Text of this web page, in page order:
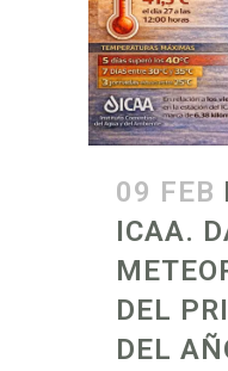
09 FEB
ICAA.
DEL
DEL